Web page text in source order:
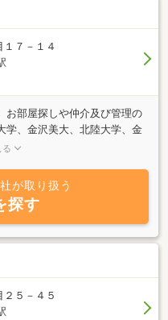
気軽にお立寄り下さい。
７－１４
お部屋探しや仲介及び管理の
学、金沢美大、北陸大学、金
、小立野、宝町、旭町近辺の
おります。地域に詳しいスタ
ます。自社ホームページに
ご覧ください。 Facebookや
をクリック下さい。お店の
が取り扱う
探す
５－４５